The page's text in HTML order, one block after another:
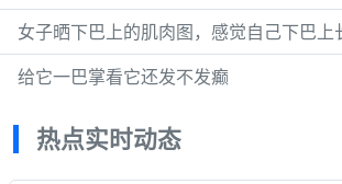
女子晒下巴上的肌肉图，感觉自己下巴上
给它一巴掌看它还发不发癫
热点实时动态